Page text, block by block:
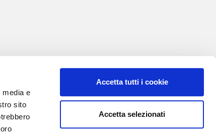
media e
sito
Accetta tutti i cookie
Accetta selezionati